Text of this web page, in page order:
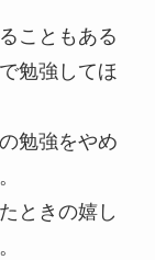
こともある
勉強してほ
勉強をやめ
ときの嬉し